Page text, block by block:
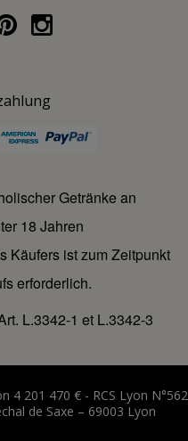
Getränke an
18 Jahren
Käufers ist zum Zeitpunkt
erforderlich.
L.3342-1 et L.3342-3
4 201 470 € - RCS Lyon N°562
de Saxe – 69003 Lyon